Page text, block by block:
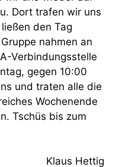
Dort trafen wir uns
den Tag
nahmen an
Verbindungsstelle
gegen 10:00
und traten alle die
Wochenende
Tschüs bis zum
Klaus Hettig